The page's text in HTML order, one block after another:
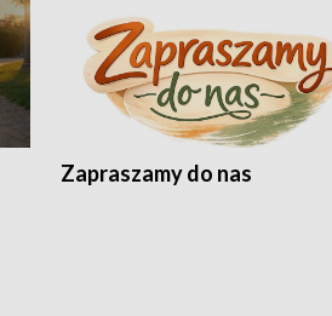
Zapraszamy do nas